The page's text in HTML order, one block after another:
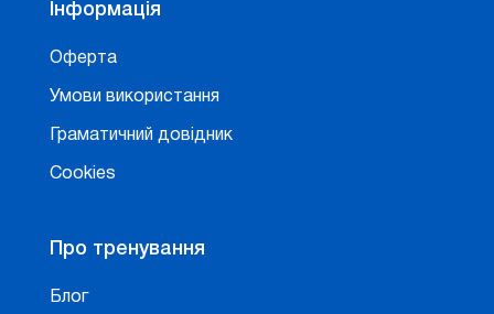
Інформація
Оферта
Умови використання
Граматичний довідник
Cookies
Про тренування
Блог